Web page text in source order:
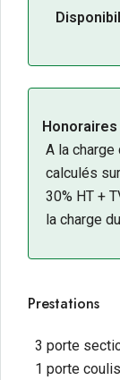
Honoraires
A la charge
calculés
30% HT +
la charge
Prestations
3 porte
1 porte